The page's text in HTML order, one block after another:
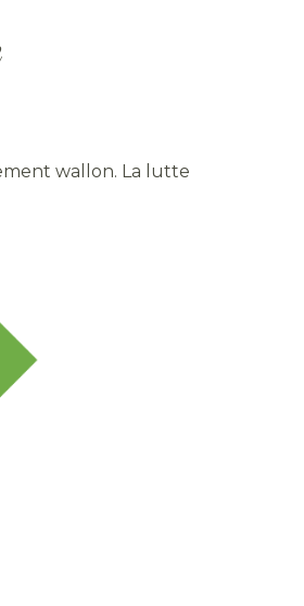
wallon. La lutte